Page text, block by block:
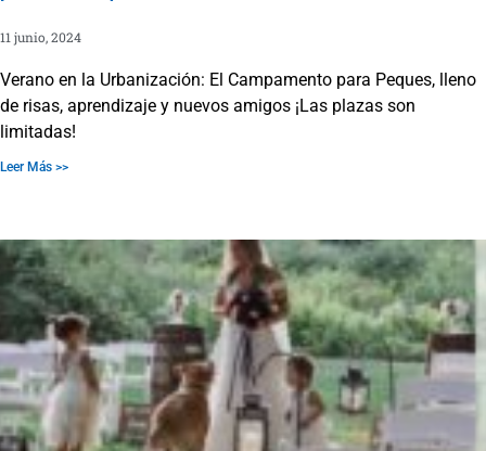
11 junio, 2024
Verano en la Urbanización: El Campamento para Peques, lleno
de risas, aprendizaje y nuevos amigos ¡Las plazas son
limitadas!
Leer Más >>